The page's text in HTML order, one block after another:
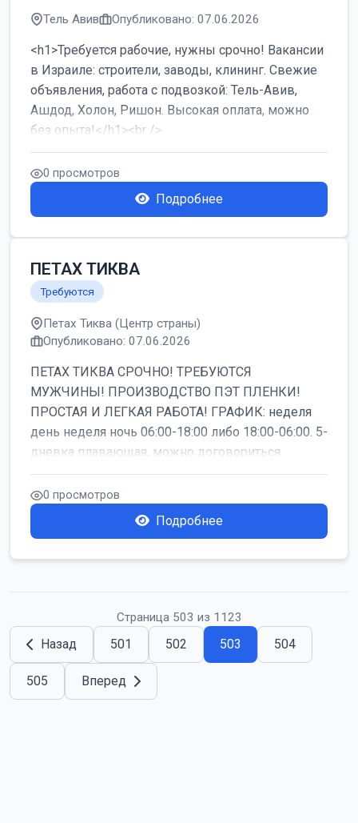
Тель Авив Опубликовано: 07.06.2026
<h1>Требуется рабочие, нужны срочно! Вакансии
в Израиле: строители, заводы, клининг. Свежие
объявления, работа с подвозкой: Тель-Авив,
Ашдод, Холон, Ришон. Высокая оплата, можно
без опыта!</h1><br />
...
0 просмотров
Подробнее
ПЕТАХ ТИКВА
Требуются
Петах Тиква (Центр страны)
Опубликовано: 07.06.2026
ПЕТАХ ТИКВА СРОЧНО! ТРЕБУЮТСЯ
МУЖЧИНЫ! ПРОИЗВОДСТВО ПЭТ ПЛЕНКИ!
ПРОСТАЯ И ЛЕГКАЯ РАБОТА! ГРАФИК: неделя
день неделя ночь 06:00-18:00 либо 18:00-06:00. 5-
дневка плавающая, можно договориться
работать б...
0 просмотров
Подробнее
Страница 503 из 1123
Назад 501 502 503 504
505 Вперед